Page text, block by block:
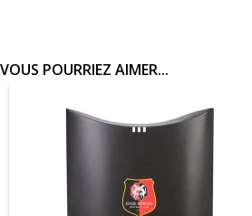
VOUS POURRIEZ AIMER...